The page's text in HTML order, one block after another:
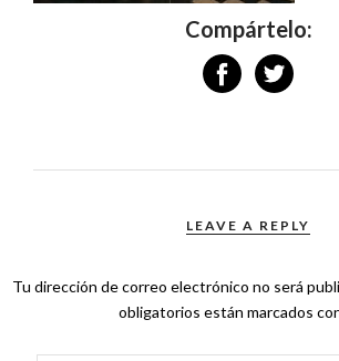
Compártelo:
LEAVE A REPLY
Tu dirección de correo electrónico no será
obligatorios están marcados